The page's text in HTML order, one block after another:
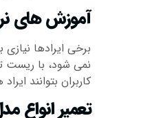
آموزش های
برخی ایرادها
نمی شود، با ریست
کاربران بتوانند
تعمیر انواع